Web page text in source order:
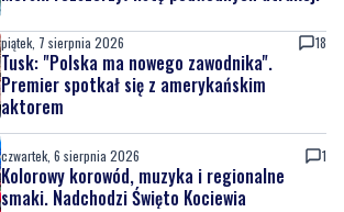
piątek, 7 sierpnia 2026 18
Tusk: "Polska ma nowego zawodnika".
Premier spotkał się z amerykańskim
aktorem
czwartek, 6 sierpnia 2026 1
Kolorowy korowód, muzyka i regionalne
smaki. Nadchodzi Święto Kociewia